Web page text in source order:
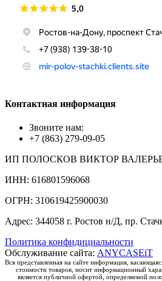
Контактная информация
Звоните нам:
+7 (863) 279-09-05
ИП ПОЛОСКОВ ВИКТОР
ИНН: 616801596068
ОГРН: 310619425900030
Адрес: 344058 г. Ростов н/Д, пр.
Политика конфидициальности
Обслуживание сайта: ANYCASEiT
Вся представленная на сайте информация,
стоимости товаров, носит информационный
является публичной офертой, определяемой